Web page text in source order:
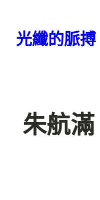
光纖的脈搏
朱航